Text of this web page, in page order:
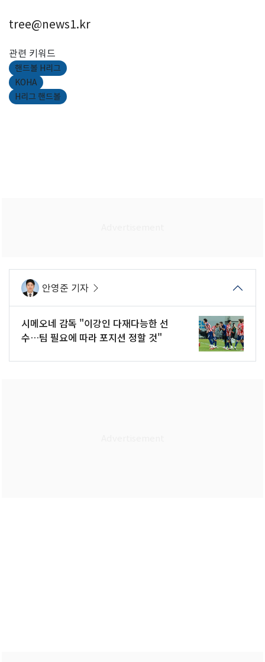
tree@news1.kr
관련 키워드
핸드볼 H리그
KOHA
H리그 핸드볼
안영준 기자
시메오네 감독 "이강인 다재다능한 선
수…팀 필요에 따라 포지션 정할 것"